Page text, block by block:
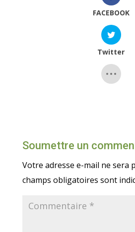
FACEBOOK
Twitter
Soumettre un
Votre adresse e-mail ne sera
champs obligatoires sont